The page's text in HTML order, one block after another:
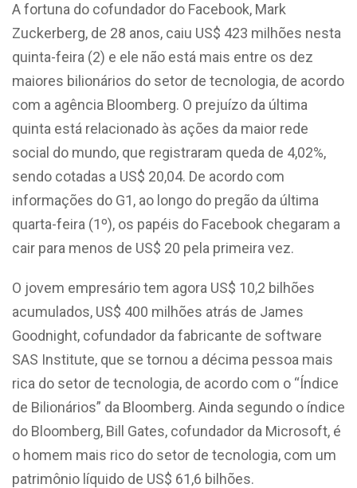
A fortuna do cofundador do Facebook, Mark
Zuckerberg, de 28 anos, caiu US$ 423 milhões nesta
quinta-feira (2) e ele não está mais entre os dez
maiores bilionários do setor de tecnologia, de acordo
com a agência Bloomberg. O prejuízo da última
quinta está relacionado às ações da maior rede
social do mundo, que registraram queda de 4,02%,
sendo cotadas a US$ 20,04. De acordo com
informações do G1, ao longo do pregão da última
quarta-feira (1º), os papéis do Facebook chegaram a
cair para menos de US$ 20 pela primeira vez.
O jovem empresário tem agora US$ 10,2 bilhões
acumulados, US$ 400 milhões atrás de James
Goodnight, cofundador da fabricante de software
SAS Institute, que se tornou a décima pessoa mais
rica do setor de tecnologia, de acordo com o “Índice
de Bilionários” da Bloomberg. Ainda segundo o índice
do Bloomberg, Bill Gates, cofundador da Microsoft, é
o homem mais rico do setor de tecnologia, com um
patrimônio líquido de US$ 61,6 bilhões.